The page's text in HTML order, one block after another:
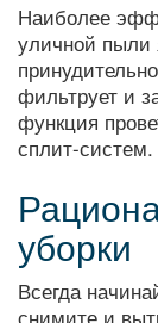
Наиболее
уличной пыли
фильтрует и
функция
сплит-систем.
уборки
Всегда
снимите и